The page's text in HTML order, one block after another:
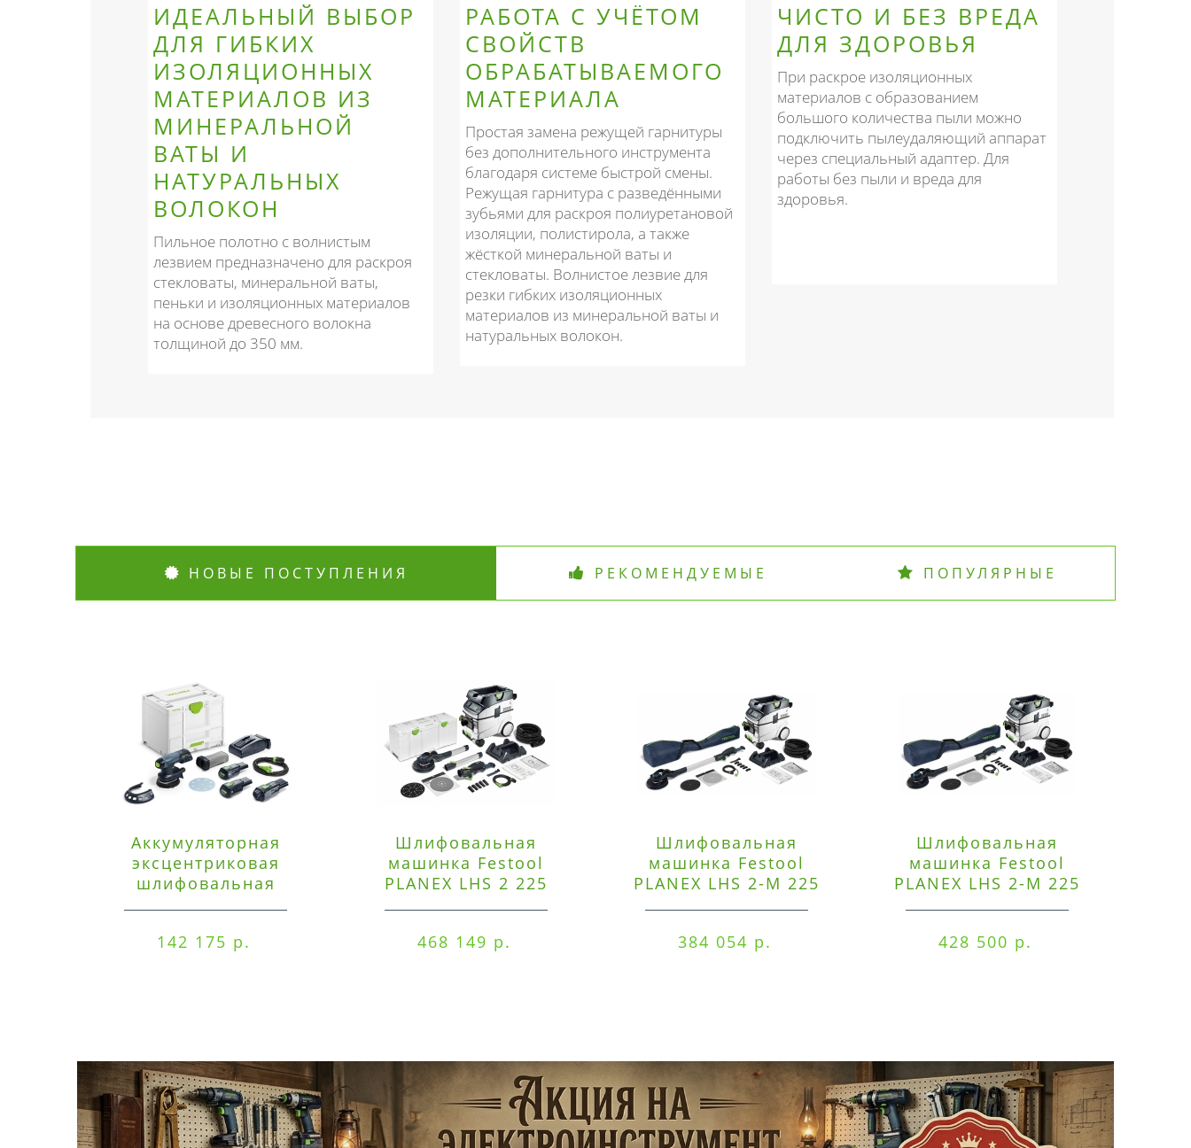
ИДЕАЛЬНЫЙ ВЫБОР
ДЛЯ ГИБКИХ
ИЗОЛЯЦИОННЫХ
МАТЕРИАЛОВ ИЗ
МИНЕРАЛЬНОЙ
ВАТЫ И
НАТУРАЛЬНЫХ
ВОЛОКОН
Пильное полотно с волнистым
лезвием предназначено для раскроя
стекловаты, минеральной ваты,
пеньки и изоляционных материалов
на основе древесного волокна
толщиной до 350 мм.
РАБОТА С УЧЁТОМ
СВОЙСТВ
ОБРАБАТЫВАЕМОГО
МАТЕРИАЛА
Простая замена режущей гарнитуры
без дополнительного инструмента
благодаря системе быстрой смены.
Режущая гарнитура с разведёнными
зубьями для раскроя полиуретановой
изоляции, полистирола, а также
жёсткой минеральной ваты и
стекловаты. Волнистое лезвие для
резки гибких изоляционных
материалов из минеральной ваты и
натуральных волокон.
ЧИСТО И БЕЗ ВРЕДА
ДЛЯ ЗДОРОВЬЯ
При раскрое изоляционных
материалов с образованием
большого количества пыли можно
подключить пылеудаляющий аппарат
через специальный адаптер. Для
работы без пыли и вреда для
здоровья.
НОВЫЕ ПОСТУПЛЕНИЯ РЕКОМЕНДУЕМЫЕ ПОПУЛЯРНЫЕ
Аккумуляторная
эксцентриковая
шлифовальная
142 175 р.
Шлифовальная
машинка Festool
PLANEX LHS 2 225
468 149 р.
Шлифовальная
машинка Festool
PLANEX LHS 2-M 225
384 054 р.
Шлифовальная
машинка Festool
PLANEX LHS 2-M 225
428 500 р.